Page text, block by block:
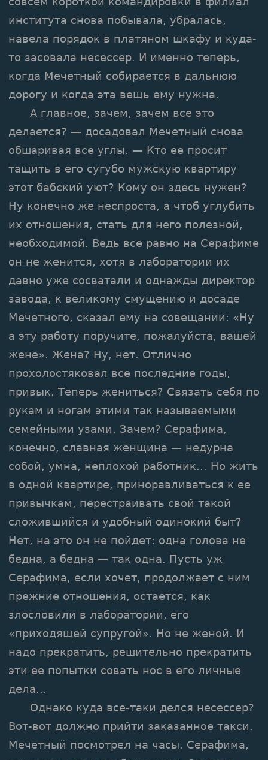
института снова побывала, убралась,
навела порядок в платяном шкафу и куда-
то засовала несессер. И именно теперь,
когда Мечетный собирается в дальнюю
дорогу и когда эта вещь ему нужна.
А главное, зачем, зачем все это
делается? — досадовал Мечетный снова
обшаривая все углы. — Кто ее просит
тащить в его сугубо мужскую квартиру
этот бабский уют? Кому он здесь нужен?
Ну конечно же неспроста, а чтоб углубить
их отношения, стать для него полезной,
необходимой. Ведь все равно на Серафиме
он не женится, хотя в лаборатории их
давно уже сосватали и однажды директор
завода, к великому смущению и досаде
Мечетного, сказал ему на совещании: «Ну
а эту работу поручите, пожалуйста, вашей
жене». Жена? Ну, нет. Отлично
прохолостяковал все последние годы,
привык. Теперь жениться? Связать себя по
рукам и ногам этими так называемыми
семейными узами. Зачем? Серафима,
конечно, славная женщина — недурна
собой, умна, неплохой работник... Но жить
в одной квартире, приноравливаться к ее
привычкам, перестраивать свой такой
сложившийся и удобный одинокий быт?
Нет, на это он не пойдет: одна голова не
бедна, а бедна — так одна. Пусть уж
Серафима, если хочет, продолжает с ним
прежние отношения, остается, как
злословили в лаборатории, его
«приходящей супругой». Но не женой. И
надо прекратить, решительно прекратить
эти ее попытки совать нос в его личные
дела...
Однако куда все-таки делся несессер?
Вот-вот должно прийти заказанное такси.
Мечетный посмотрел на часы. Серафима,